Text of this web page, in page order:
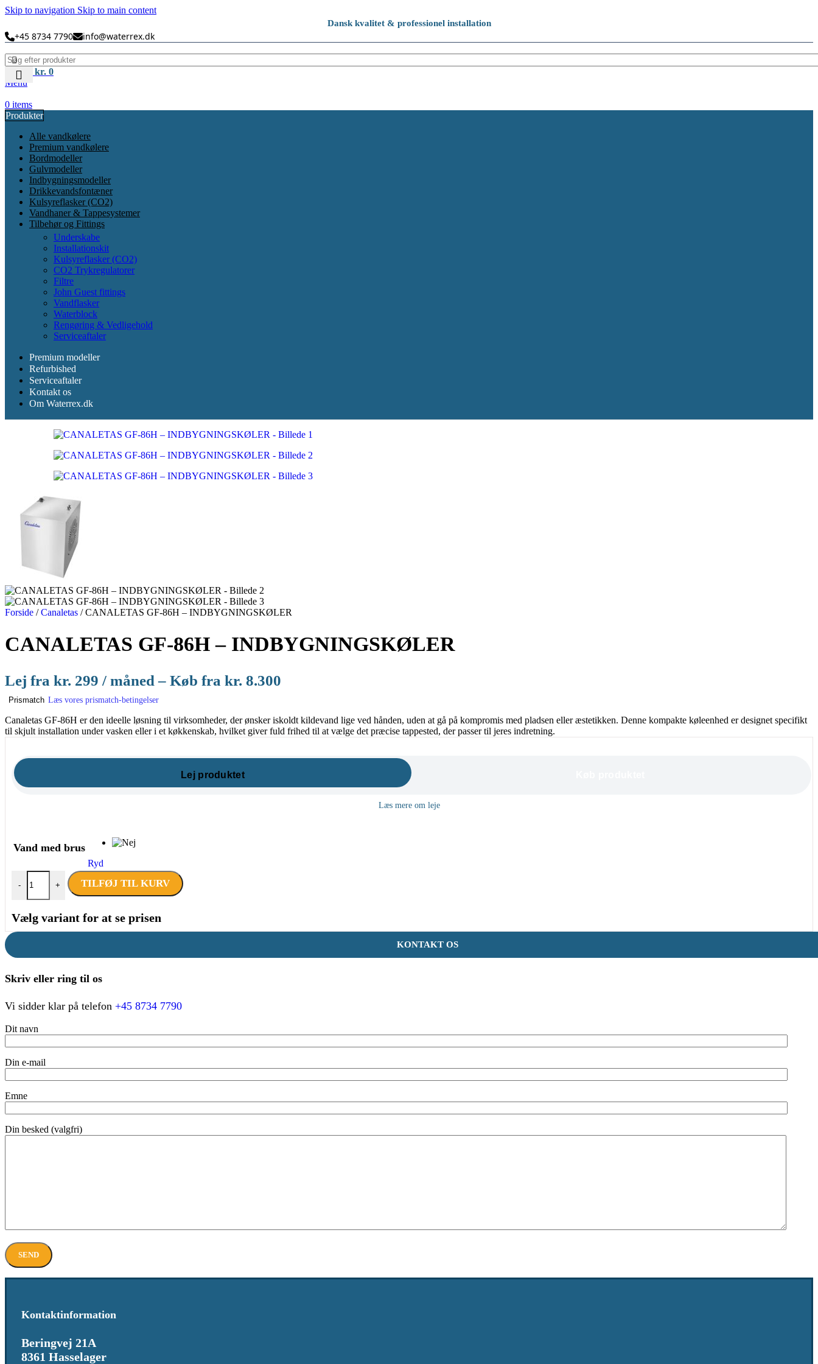
Skip to navigation Skip to main content
Dansk kvalitet & professionel installation
+45 8734 7790 info@waterrex.dk
items kr. 0
Menu
0 items
Produkter
Alle vandkølere
Premium vandkølere
Bordmodeller
Gulvmodeller
Indbygningsmodeller
Drikkevandsfontæner
Kulsyreflasker (CO2)
Vandhaner & Tappesystemer
Tilbehør og Fittings
Underskabe
Installationskit
Kulsyreflasker (CO2)
CO2 Trykregulatorer
Filtre
John Guest fittings
Vandflasker
Waterblock
Rengøring & Vedligehold
Serviceaftaler
Premium modeller
Refurbished
Serviceaftaler
Kontakt os
Om Waterrex.dk
Forside / Canaletas / CANALETAS GF-86H – INDBYGNINGSKØLER
CANALETAS GF-86H – INDBYGNINGSKØLER
Lej fra kr. 299 / måned – Køb fra kr. 8.300
Prismatch Læs vores prismatch-betingelser
Canaletas GF-86H er den ideelle løsning til virksomheder, der ønsker iskoldt kildevand lige ved hånden, uden at gå på kompromis med pladsen eller æstetikken. Denne kompakte køleenhed er designet specifikt
til skjult installation under vasken eller i et køkkenskab, hvilket giver fuld frihed til at vælge det præcise tappested, der passer til jeres indretning.
Lej produktet
Læs mere om leje
Vand med brus
Ryd
-
CANALETAS GF-86H – INDBYGNINGSKØLER antal
+ TILFØJ TIL KURV
Vælg variant for at se prisen
KONTAKT OS
Skriv eller ring til os
Vi sidder klar på telefon +45 8734 7790
Dit navn
Din e-mail
Emne
Din besked (valgfri)
Kontaktinformation
Beringvej 21A
8361 Hasselager